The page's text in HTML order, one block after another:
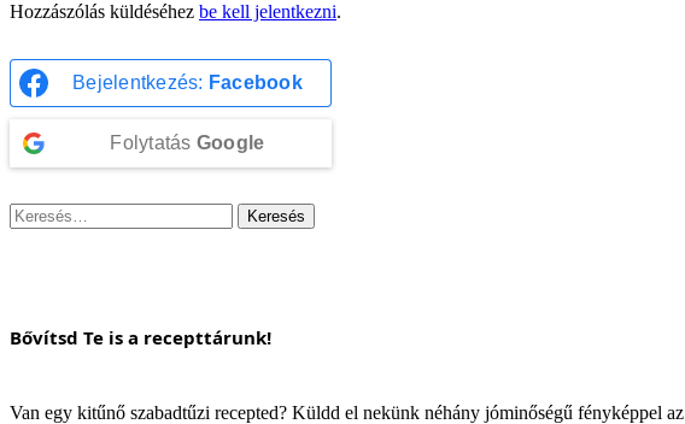
Hozzászólás küldéséhez be kell jelentkezni.
Bejelentkezés: Facebook
Folytatás Google
Keresés:
Bővítsd Te is a recepttárunk!
Van egy kitűnő szabadtűzi recepted? Küldd el nekünk néhány jóminőségű fényképpel az